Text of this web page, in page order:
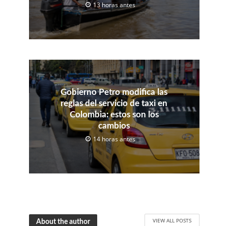
13 horas antes
Gobierno Petro modifica las
reglas del servicio de taxi en
Colombia: estos son los
cambios
14 horas antes
About the author VIEW ALL POSTS